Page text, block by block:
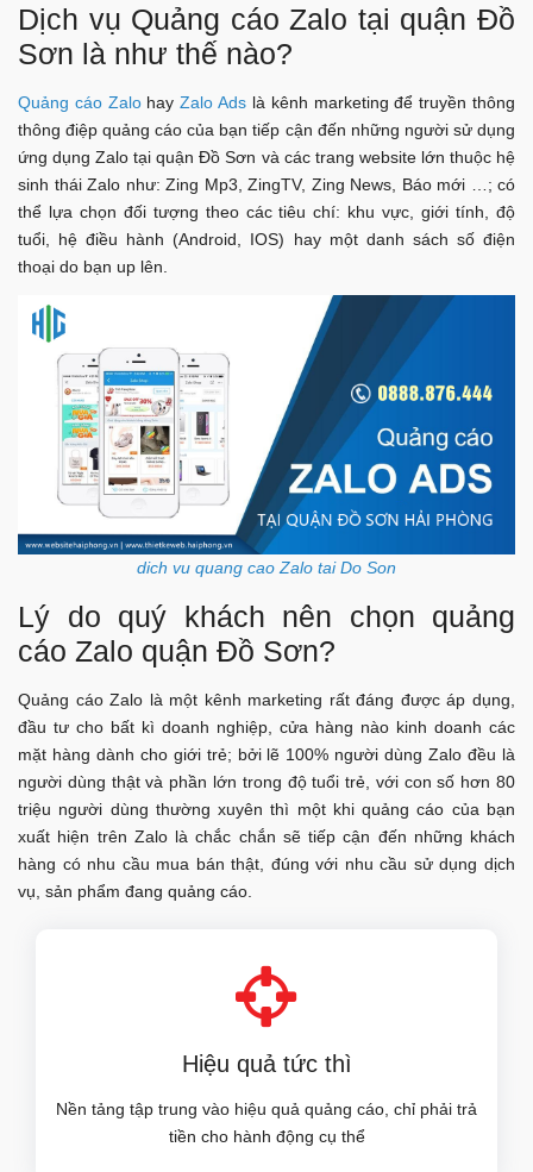
Dịch vụ Quảng cáo Zalo tại quận Đồ
Sơn là như thế nào?
Quảng cáo ZalohayZalo Ads là kênh marketing để truyền thông
thông điệp quảng cáo của bạn tiếp cận đến những người sử dụng
ứng dụng Zalo tại quận Đồ Sơn và các trang website lớn thuộc hệ
sinh thái Zalo như: Zing Mp3, ZingTV, Zing News, Báo mới …; có
thể lựa chọn đối tượng theo các tiêu chí: khu vực, giới tính, độ
tuổi, hệ điều hành (Android, IOS) hay một danh sách số điện
thoại do bạn up lên.
dich vu quang cao Zalo tai Do Son
Lý do quý khách nên chọn quảng
cáo Zalo quận Đồ Sơn?
Quảng cáo Zalo là một kênh marketing rất đáng được áp dụng,
đầu tư cho bất kì doanh nghiệp, cửa hàng nào kinh doanh các
mặt hàng dành cho giới trẻ; bởi lẽ 100% người dùng Zalo đều là
người dùng thật và phần lớn trong độ tuổi trẻ, với con số hơn 80
triệu người dùng thường xuyên thì một khi quảng cáo của bạn
xuất hiện trên Zalo là chắc chắn sẽ tiếp cận đến những khách
hàng có nhu cầu mua bán thật, đúng với nhu cầu sử dụng dịch
vụ, sản phẩm đang quảng cáo.
Hiệu quả tức thì
Nền tảng tập trung vào hiệu quả quảng cáo, chỉ phải trả
tiền cho hành động cụ thể